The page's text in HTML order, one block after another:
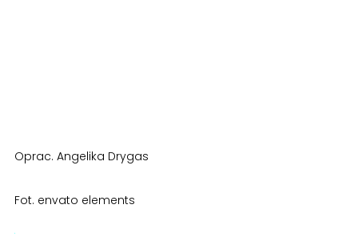
Oprac. Angelika Drygas
Fot. envato elements